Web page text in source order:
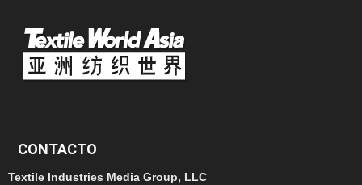
CONTACTO
Textile Industries Media Group, LLC